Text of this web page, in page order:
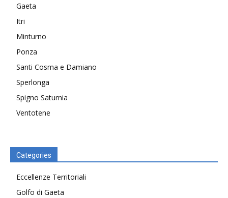
Gaeta
Itri
Minturno
Ponza
Santi Cosma e Damiano
Sperlonga
Spigno Saturnia
Ventotene
Categories
Eccellenze Territoriali
Golfo di Gaeta